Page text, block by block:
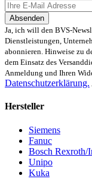
oder einem
Zertifizierte
Austausch
identifiziert
Maschine und
Gesetzgeber
Überprüfung
Mit unserer
unseremzertifizierten
Qualität zu priorisieren.
Verkauf von
Absenden
Ja, ich will den BVS-
Dienstleistungen,
abonnieren. Hinweise zu
dem Einsatz des
Anmeldung und Ihren
Datenschutzerklärung.
Hersteller
Siemens
Fanuc
Bosch Rexroth/
Unipo
Kuka